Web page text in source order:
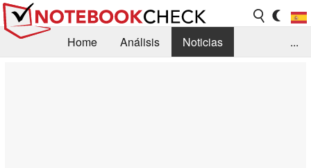
Home Análisis
Noticias
...